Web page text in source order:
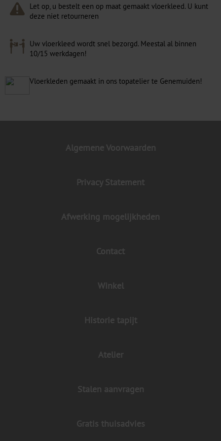
Let op, u bestelt een op maat gemaakt vloerkleed. U kunt
deze niet retourneren
Uw vloerkleed wordt snel bezorgd. Meestal al binnen
10/15 werkdagen!
Vloerkleden gemaakt in ons topatelier te Genemuiden!
Algemene Voorwaarden
Privacy Statement
Afwerking mogelijkheden
Contact
Winkel
Historie tapijt
Atelier
Stalen aanvragen
Gratis thuisadvies